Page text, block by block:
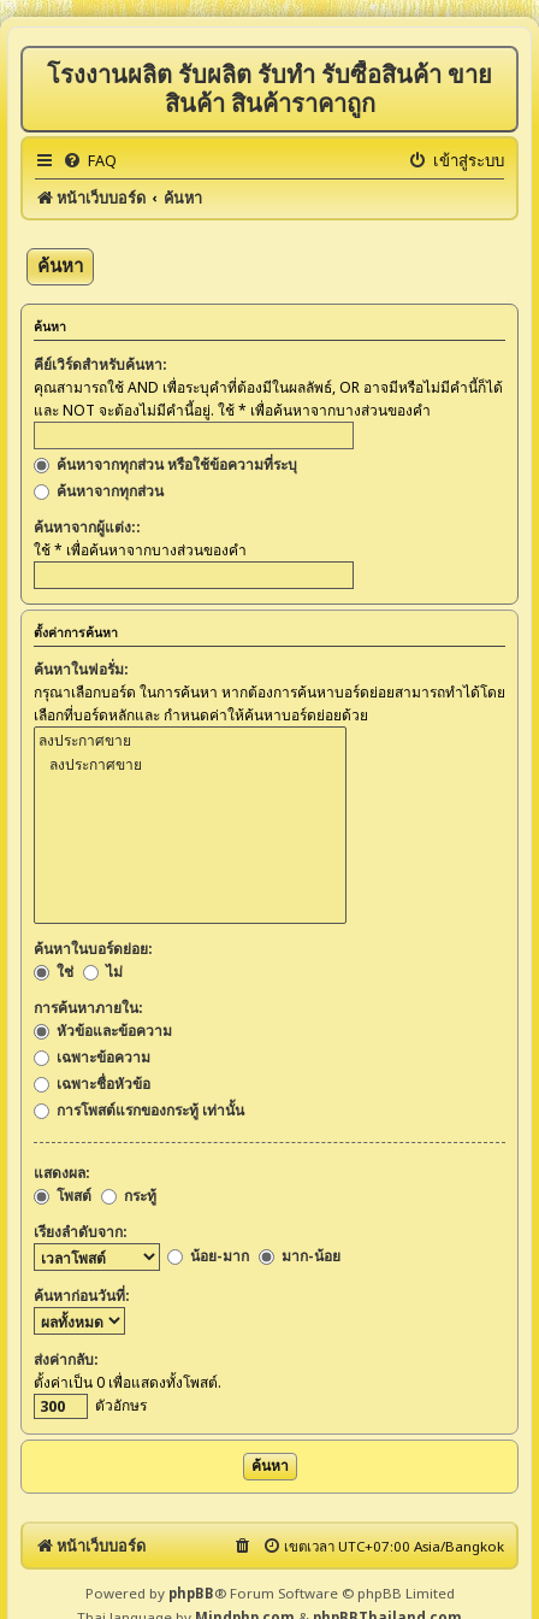
โรงงานผลิต รับผลิต รับทำ รับซื้อสินค้า ขาย
สินค้า สินค้าราคาถูก
FAQ
เข้าสู่ระบบ
หน้าเว็บบอร์ด
ค้นหา
ค้นหา
ค้นหา
คีย์เวิร์ดสำหรับค้นหา:
คุณสามารถใช้ AND เพื่อระบุคำที่ต้องมีในผลลัพธ์, OR อาจมีหรือไม่มีคำนี้ก็ได้
และ NOT จะต้องไม่มีคำนี้อยู่. ใช้ * เพื่อค้นหาจากบางส่วนของคำ
ค้นหาจากทุกส่วน หรือใช้ข้อความที่ระบุ
ค้นหาจากทุกส่วน
ค้นหาจากผู้แต่ง::
ใช้ * เพื่อค้นหาจากบางส่วนของคำ
ตั้งค่าการค้นหา
ค้นหาในฟอรั่ม:
กรุณาเลือกบอร์ด ในการค้นหา หากต้องการค้นหาบอร์ดย่อยสามารถทำได้โดย
เลือกที่บอร์ดหลักและ กำหนดค่าให้ค้นหาบอร์ดย่อยด้วย
ค้นหาในบอร์ดย่อย:
ใช่
ไม่
การค้นหาภายใน:
หัวข้อและข้อความ
เฉพาะข้อความ
เฉพาะชื่อหัวข้อ
การโพสต์แรกของกระทู้ เท่านั้น
แสดงผล:
โพสต์
กระทู้
เรียงลำดับจาก:
น้อย-มาก
มาก-น้อย
ค้นหาก่อนวันที่:
ส่งค่ากลับ:
ตั้งค่าเป็น 0 เพื่อแสดงทั้งโพสต์.
ตัวอักษร
หน้าเว็บบอร์ด เขตเวลา UTC+07:00 Asia/Bangkok
Powered by phpBB® Forum Software © phpBB Limited